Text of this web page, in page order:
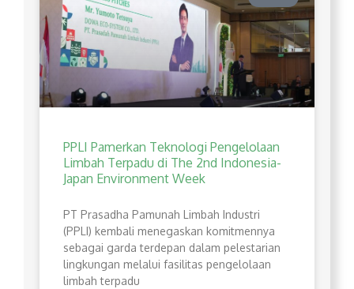
PPLI Pamerkan Teknologi Pengelolaan
Limbah Terpadu di The 2nd Indonesia-
Japan Environment Week
PT Prasadha Pamunah Limbah Industri
(PPLI) kembali menegaskan komitmennya
sebagai garda terdepan dalam pelestarian
lingkungan melalui fasilitas pengelolaan
limbah terpadu